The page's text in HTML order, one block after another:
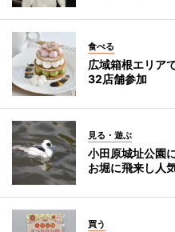
食べる
広域箱根エリア
32店舗参加
見る・遊ぶ
小田原城址公園
お堀に飛来し人
買う